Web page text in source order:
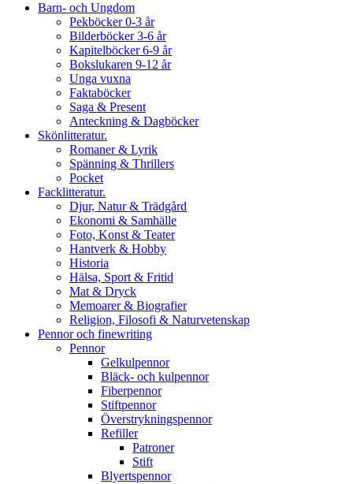
Barn- och Ungdom
Pekböcker 0-3 år
Bilderböcker 3-6 år
Kapitelböcker 6-9 år
Bokslukaren 9-12 år
Unga vuxna
Faktaböcker
Saga & Present
Anteckning & Dagböcker
Skönlitteratur.
Romaner & Lyrik
Spänning & Thrillers
Pocket
Facklitteratur.
Djur, Natur & Trädgård
Ekonomi & Samhälle
Foto, Konst & Teater
Hantverk & Hobby
Historia
Hälsa, Sport & Fritid
Mat & Dryck
Memoarer & Biografier
Religion, Filosofi & Naturvetenskap
Pennor och finewriting
Pennor
Gelkulpennor
Bläck- och kulpennor
Fiberpennor
Stiftpennor
Överstrykningspennor
Refiller
Patroner
Stift
Blyertspennor